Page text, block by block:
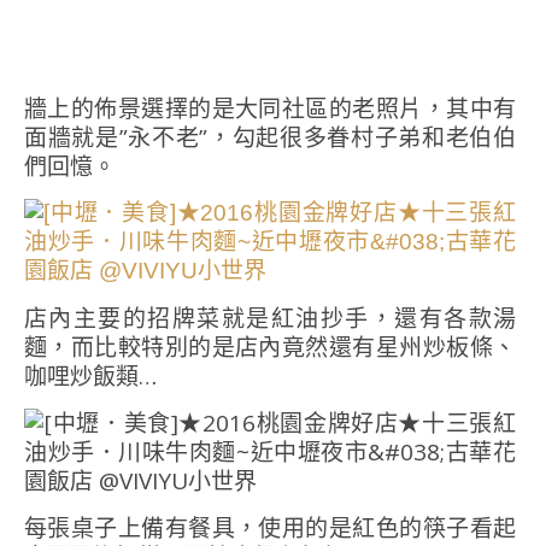
牆上的佈景選擇的是大同社區的老照片，其中有
面牆就是”永不老”，勾起很多眷村子弟和老伯伯
們回憶。
店內主要的招牌菜就是紅油抄手，還有各款湯
麵，而比較特別的是店內竟然還有星州炒板條、
咖哩炒飯類…
每張桌子上備有餐具，使用的是紅色的筷子看起